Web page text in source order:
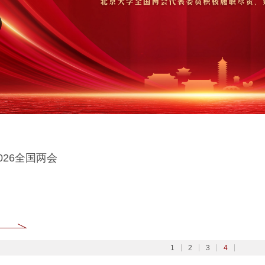
扎实开展树立和践行正确政绩观学习教育
大学管理质效年
深入学习贯彻党的二十届四中全会精神
全国两会
1 2 3 4